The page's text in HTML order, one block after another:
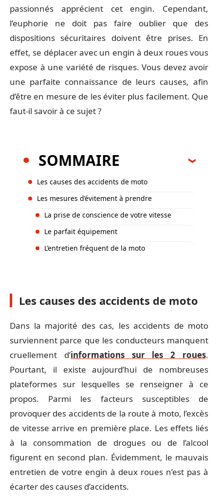
passionnés apprécient cet engin. Cependant,
l’euphorie ne doit pas faire oublier que des
dispositions sécuritaires doivent être prises. En
effet, se déplacer avec un engin à deux roues vous
expose à une variété de risques. Vous devez avoir
une parfaite connaissance de leurs causes, afin
d’être en mesure de les éviter plus facilement. Que
faut-il savoir à ce sujet ?
SOMMAIRE
Les causes des accidents de moto
Les mesures d’évitement à prendre
La prise de conscience de votre vitesse
Le parfait équipement
L’entretien fréquent de la moto
Les causes des accidents de moto
Dans la majorité des cas, les accidents de moto
surviennent parce que les conducteurs manquent
cruellement d’informations sur les 2 roues.
Pourtant, il existe aujourd’hui de nombreuses
plateformes sur lesquelles se renseigner à ce
propos. Parmi les facteurs susceptibles de
provoquer des accidents de la route à moto, l’excès
de vitesse arrive en première place. Les effets liés
à la consommation de drogues ou de l’alcool
figurent en second plan. Évidemment, le mauvais
entretien de votre engin à deux roues n’est pas à
écarter des causes d’accidents.